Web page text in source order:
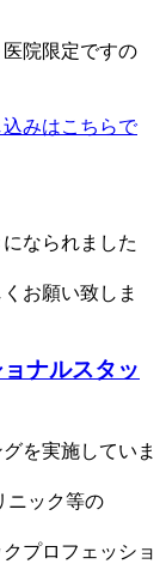
院限定ですの
みはこちらで
なられました
お願い致しま
ナルスタッ
を実施していま
ニック等の
プロフェッショ